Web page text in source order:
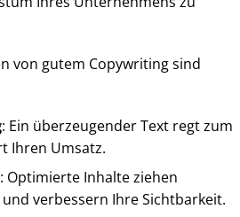
von gutem Copywriting sind
: Ein überzeugender Text regt zum
Ihren Umsatz.
: Optimierte Inhalte ziehen
verbessern Ihre Sichtbarkeit.